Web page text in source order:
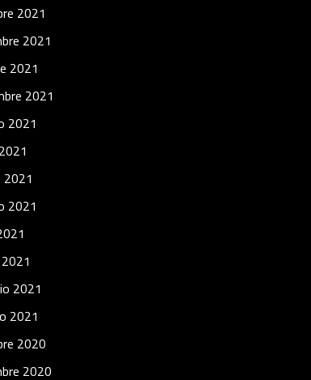
2021
2021
2021
2021
2021
2021
2021
2021
2020
2020